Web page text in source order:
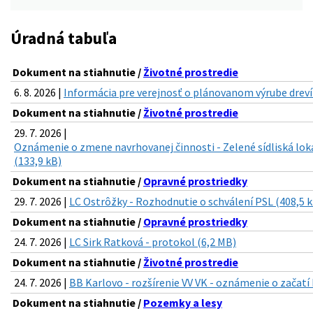
Úradná tabuľa
Dokument na stiahnutie / Životné prostredie
6. 8. 2026 | Informácia pre verejnosť o plánovanom výrube
Dokument na stiahnutie / Životné prostredie
29. 7. 2026 |
Oznámenie o zmene navrhovanej činnosti - Zelené sídliská
(133,9 kB)
Dokument na stiahnutie / Opravné prostriedky
29. 7. 2026 | LC Ostrôžky - Rozhodnutie o schválení PSL (408,5
Dokument na stiahnutie / Opravné prostriedky
24. 7. 2026 | LC Sirk Ratková - protokol (6,2 MB)
Dokument na stiahnutie / Životné prostredie
24. 7. 2026 | BB Karlovo - rozšírenie VV VK - oznámenie o
Dokument na stiahnutie / Pozemky a lesy